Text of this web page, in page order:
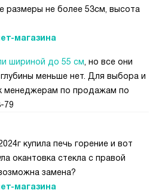
размеры не более 53см, высота
магазина
шириной до 55 см , но все они
меньше нет. Для выбора и
менеджерам по продажам по
79
купила печь горение и вот
окантовка стекла с правой
замена?
магазина